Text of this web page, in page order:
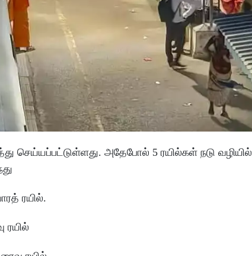
செய்யப்பட்டுள்ளது. அதேபோல் 5 ரயில்கள் நடு வழியில்
ரயில்.
ரயில்